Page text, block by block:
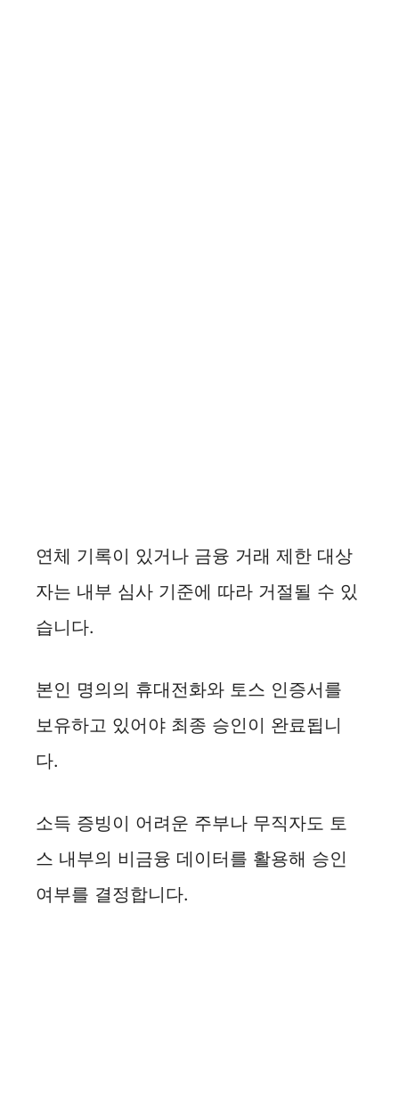
연체 기록이 있거나 금융 거래 제한 대상
자는 내부 심사 기준에 따라 거절될 수 있
습니다.
본인 명의의 휴대전화와 토스 인증서를
보유하고 있어야 최종 승인이 완료됩니
다.
소득 증빙이 어려운 주부나 무직자도 토
스 내부의 비금융 데이터를 활용해 승인
여부를 결정합니다.